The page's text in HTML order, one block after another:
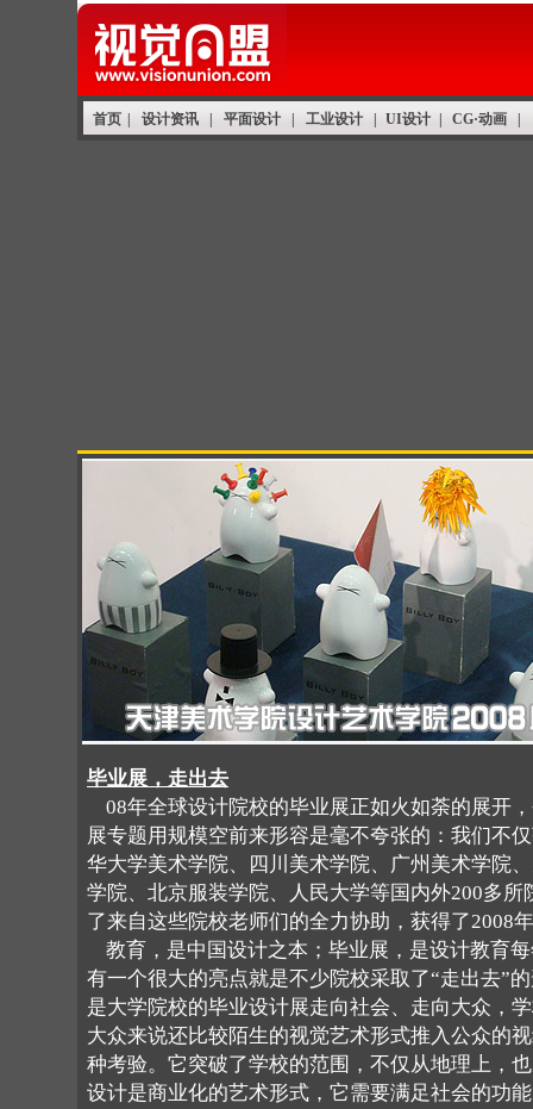
首页 设计资讯 平面设计 工业设计 UI设计 CG·动画
毕业展，走出去
08年全球设计院校的毕业展正如火如荼的展开
展专题用规模空前来形容是毫不夸张的：我们不
华大学美术学院、四川美术学院、广州美术学院
学院、北京服装学院、人民大学等国内外200多所
了来自这些院校老师们的全力协助，获得了2008
教育，是中国设计之本；毕业展，是设计教育
有一个很大的亮点就是不少院校采取了“走出去”
是大学院校的毕业设计展走向社会、走向大众，
大众来说还比较陌生的视觉艺术形式推入公众的
种考验。它突破了学校的范围，不仅从地理上，
设计是商业化的艺术形式，它需要满足社会的功